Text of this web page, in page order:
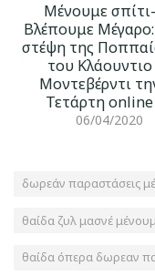
Μένουμε σπίτι-
Βλέπουμε
στέψη της
του Κλάουντιο
Μοντεβέρντι
Τετάρτη οnline
06/04/2020
δωρεάν παραστάσεις
θαίδα ζυλ μασνέ
θαίδα όπερα δωρεαν